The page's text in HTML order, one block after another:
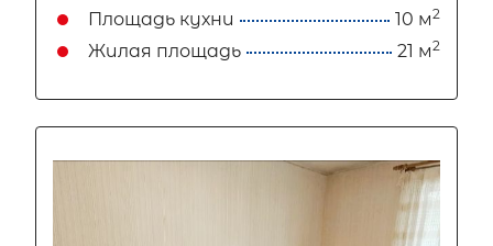
Площадь кухни 10 м2
Жилая площадь 21 м2